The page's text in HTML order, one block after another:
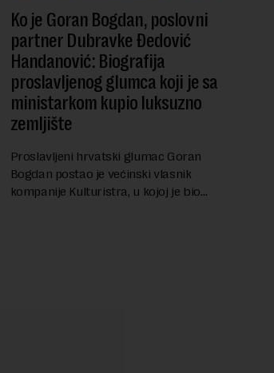
Ko je Goran Bogdan, poslovni
partner Dubravke Đedović
Handanović: Biografija
proslavljenog glumca koji je sa
ministarkom kupio luksuzno
zemljište
Proslavljeni hrvatski glumac Goran
Bogdan postao je većinski vlasnik
kompanije Kulturistra, u kojoj je bio